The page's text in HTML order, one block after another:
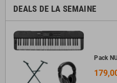
DEALS DE LA SEMAINE
Pack